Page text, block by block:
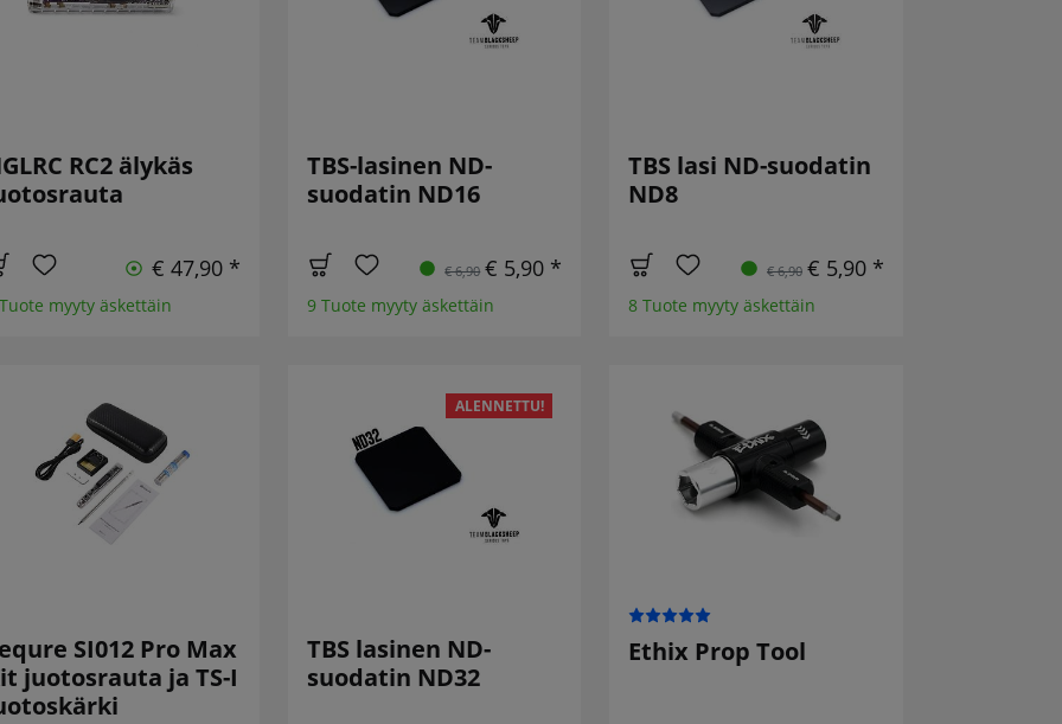
RC2 älykäs
€ 47,90 *
myyty äskettäin
TBS-lasinen ND-
suodatin ND16
€ 6,90 € 5,90 *
9 Tuote myyty äskettäin
TBS lasi ND-suodatin
ND8
€ 6,90 € 5,90 *
8 Tuote myyty äskettäin
SI012 Pro Max
juotosrauta ja TS-I
ALENNETTU!
TBS lasinen ND-
suodatin ND32
Ethix Prop Tool